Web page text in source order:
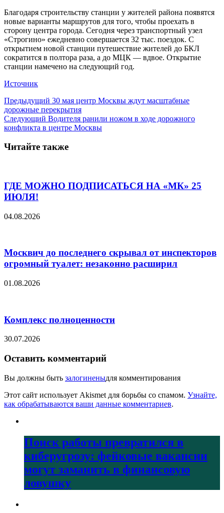
Благодаря строительству станции у жителей района появятся
новые варианты маршрутов для того, чтобы проехать в
сторону центра города. Сегодня через транспортный узел
«Строгино» ежедневно совершается 32 тыс. поездок. С
открытием новой станции путешествие жителей до БКЛ
сократится в полтора раза, а до МЦК — вдвое. Открытие
станции намечено на следующий год.
Источник
Предыдущий 30 мая центр Москвы ждут масштабные
дорожные перекрытия
Следующий Водителя ранили ножом в ходе дорожного
конфликта в центре Москвы
Читайте также
ГДЕ МОЖНО ПОДПИСАТЬСЯ НА «МК» 25
ИЮЛЯ!
04.08.2026
Москвич до последнего скрывал от инспекторов
огромный туалет: незаконно расширил
01.08.2026
Комплекс полноценности
30.07.2026
Оставить комментарий
Вы должны быть залогиненыдля комментирования
Этот сайт использует Akismet для борьбы со спамом. Узнайте,
как обрабатываются ваши данные комментариев.
Поиск работы превратился в
киберугрозу: фейковые вакансии
могут заманить в финансовую
ловушку